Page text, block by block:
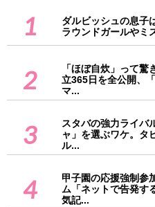
1
ダルビッシュの息子
ラウンドガールやミ
2
「ほぼ自炊」って驚
立365日を全公開、
マ...
3
スタバの強力ライバ
ャ」を選ぶワケ。タ
ル...
4
甲子園の応援強制参
ム「ネットで告発す
気記...